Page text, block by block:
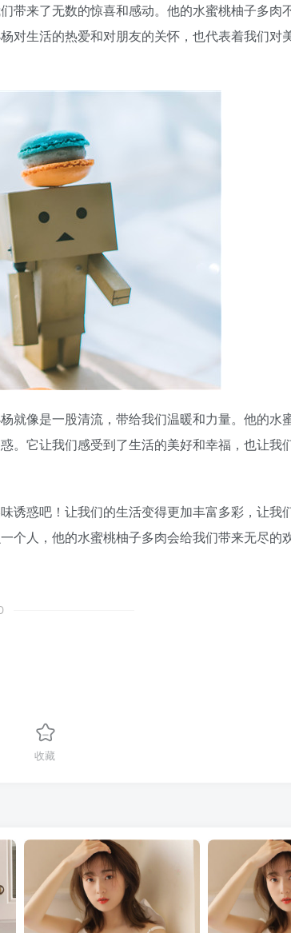
带来了无数的惊喜和感动。他的水蜜桃柚子多肉
对生活的热爱和对朋友的关怀，也代表着我们对
就像是一股清流，带给我们温暖和力量。他的水
。它让我们感受到了生活的美好和幸福，也让我
诱惑吧！让我们的生活变得更加丰富多彩，让我
个人，他的水蜜桃柚子多肉会给我们带来无尽的
收藏